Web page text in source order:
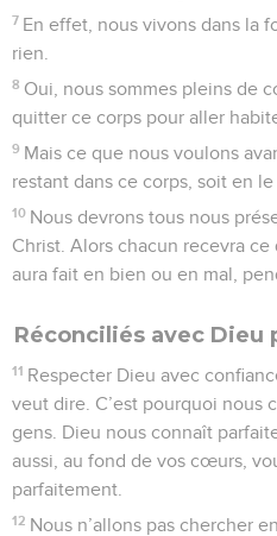
7 En effet, nous vivons dans la
rien.
8 Oui, nous sommes pleins de
quitter ce corps pour aller
9 Mais ce que nous voulons
restant dans ce corps, soit en le
10 Nous devrons tous nous
Christ. Alors chacun recevra
aura fait en bien ou en mal,
Réconciliés avec Dieu
11 Respecter Dieu avec
veut dire. C’est pourquoi nous
gens. Dieu nous connaît
aussi, au fond de vos cœurs,
parfaitement.
12 Nous n’allons pas chercher